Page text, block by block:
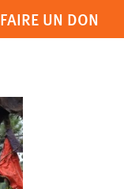
FAIRE UN DON